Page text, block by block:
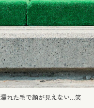
れた毛で顔が見えない…笑